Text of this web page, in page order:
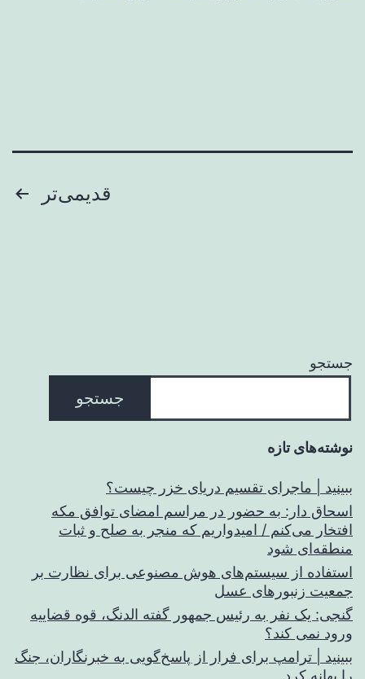
قدیمی‌تر
جستجو
جستجو
نوشته‌های تازه
ببینید | ماجرای تقسیم دریای خزر چیست؟
اسحاق‌ دار: به حضور در مراسم امضای توافق مکه
افتخار می‌کنم / امیدواریم که منجر به صلح و ثبات
منطقه‌ای شود
استفاده از سیستم‌های هوش مصنوعی برای نظارت بر
جمعیت زنبورهای عسل
گنجی: یک نفر به رئیس جمهور گفته الدنگ، قوه قضاییه
ورود نمی کند؟
ببینید | ترامپ برای فرار از پاسخ‌گویی به خبرنگاران، جنگ